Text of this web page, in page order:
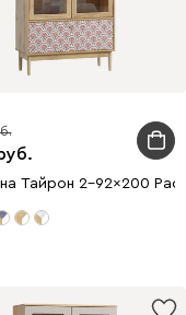
Тайрон 2-92x200